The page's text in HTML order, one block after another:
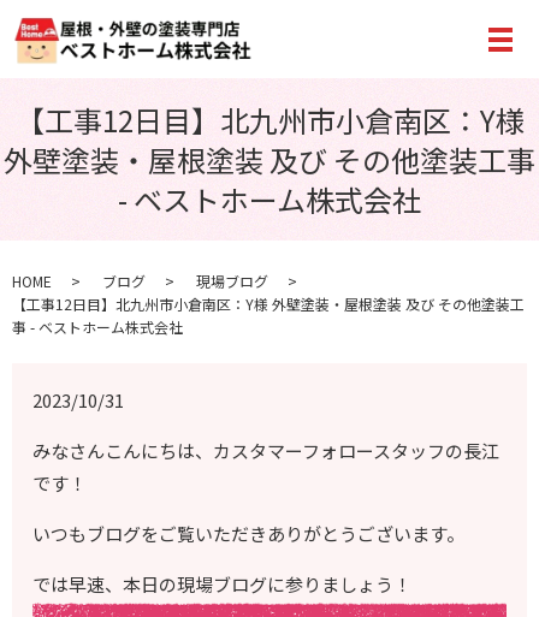
メ
【工事12日目】北九州市小倉南区：Y様
外壁塗装・屋根塗装 及び その他塗装工事
- ベストホーム株式会社
HOME ブログ
現場ブログ
【工事12日目】北九州市小倉南区：Y様 外壁塗装・屋根塗装 及び その他塗装工
事 - ベストホーム株式会社
2023/10/31
みなさんこんにちは、カスタマーフォロースタッフの長江
です！
いつもブログをご覧いただきありがとうございます。
では早速、本日の現場ブログに参りましょう！